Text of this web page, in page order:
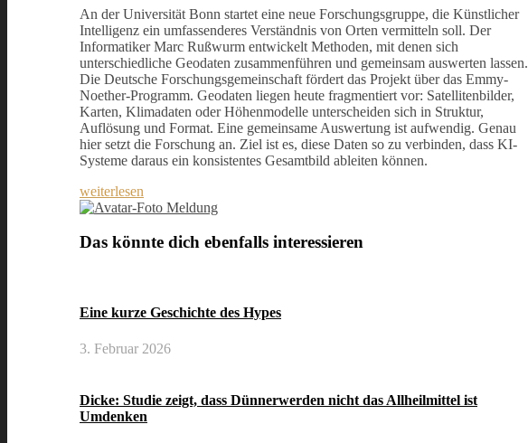
An der Universität Bonn startet eine neue Forschungsgruppe, die Künstlicher
Intelligenz ein umfassenderes Verständnis von Orten vermitteln soll. Der
Informatiker Marc Rußwurm entwickelt Methoden, mit denen sich
unterschiedliche Geodaten zusammenführen und gemeinsam auswerten lassen.
Die Deutsche Forschungsgemeinschaft fördert das Projekt über das Emmy-
Noether-Programm. Geodaten liegen heute fragmentiert vor: Satellitenbilder,
Karten, Klimadaten oder Höhenmodelle unterscheiden sich in Struktur,
Auflösung und Format. Eine gemeinsame Auswertung ist aufwendig. Genau
hier setzt die Forschung an. Ziel ist es, diese Daten so zu verbinden, dass KI-
Systeme daraus ein konsistentes Gesamtbild ableiten können.
weiterlesen
Meldung
Das könnte dich ebenfalls interessieren
Eine kurze Geschichte des Hypes
3. Februar 2026
Dicke: Studie zeigt, dass Dünnerwerden nicht das Allheilmittel ist
Umdenken